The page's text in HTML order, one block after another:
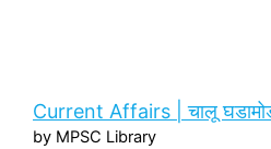
Current Affairs | चालू
by MPSC Library